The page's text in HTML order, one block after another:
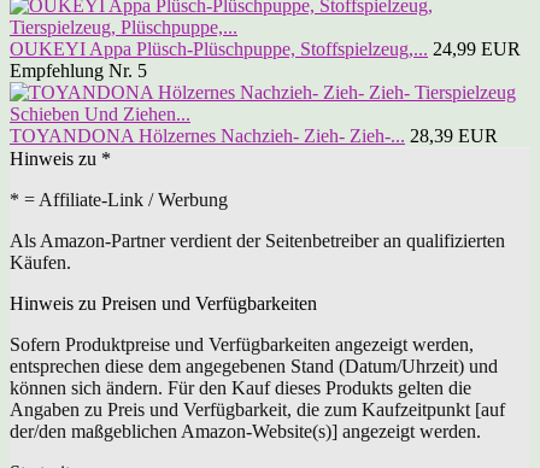
OUKEYI Appa Plüsch-Plüschpuppe, Stoffspielzeug,... 24,99 EUR
Empfehlung Nr. 5
TOYANDONA Hölzernes Nachzieh- Zieh- Zieh-... 28,39 EUR
Hinweis zu *
* = Affiliate-Link / Werbung
Als Amazon-Partner verdient der Seitenbetreiber an qualifizierten
Käufen.
Hinweis zu Preisen und Verfügbarkeiten
Sofern Produktpreise und Verfügbarkeiten angezeigt werden,
entsprechen diese dem angegebenen Stand (Datum/Uhrzeit) und
können sich ändern. Für den Kauf dieses Produkts gelten die
Angaben zu Preis und Verfügbarkeit, die zum Kaufzeitpunkt [auf
der/den maßgeblichen Amazon-Website(s)] angezeigt werden.